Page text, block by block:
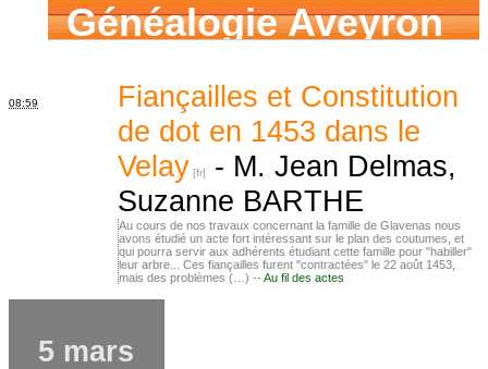
Généalogie Aveyron
08:59
Fiançailles et Constitution
de dot en 1453 dans le
Velay
- M. Jean Delmas,
Suzanne BARTHE
Au cours de nos travaux concernant la famille de Glavenas nous
avons étudié un acte fort intéressant sur le plan des coutumes, et
qui pourra servir aux adhérents étudiant cette famille pour "habiller"
leur arbre... Ces fiançailles furent "contractées" le 22 août 1453,
mais des problèmes (…) -- Au fil des actes
5 mars